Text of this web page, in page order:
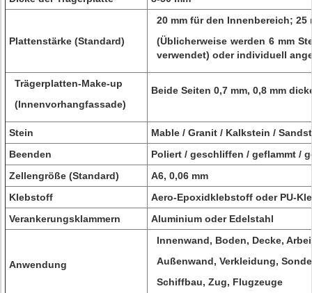
Plattenstärke (Standard)
20 mm für den Innenbereich; 25
(Üblicherweise werden 6 mm
verwendet) oder individuell
Trägerplatten-Make-up
(Innenvorhangfassade)
Beide Seiten 0,7 mm, 0,8 mm
Stein
Mable / Granit / Kalkstein /
Beenden
Poliert / geschliffen / geflammt /
Zellengröße (Standard)
A6, 0,06 mm
Klebstoff
Aero-Epoxidklebstoff oder PU-
Verankerungsklammern
Aluminium oder Edelstahl
Anwendung
Innenwand, Boden, Decke,
Außenwand, Verkleidung,
Schiffbau, Zug, Flugzeuge